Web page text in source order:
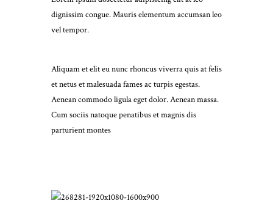
dignissim congue. Mauris elementum accumsan leo
vel tempor.
Aliquam et elit eu nunc rhoncus viverra quis at felis
et netus et malesuada fames ac turpis egestas.
Aenean commodo ligula eget dolor. Aenean massa.
Cum sociis natoque penatibus et magnis dis
parturient montes